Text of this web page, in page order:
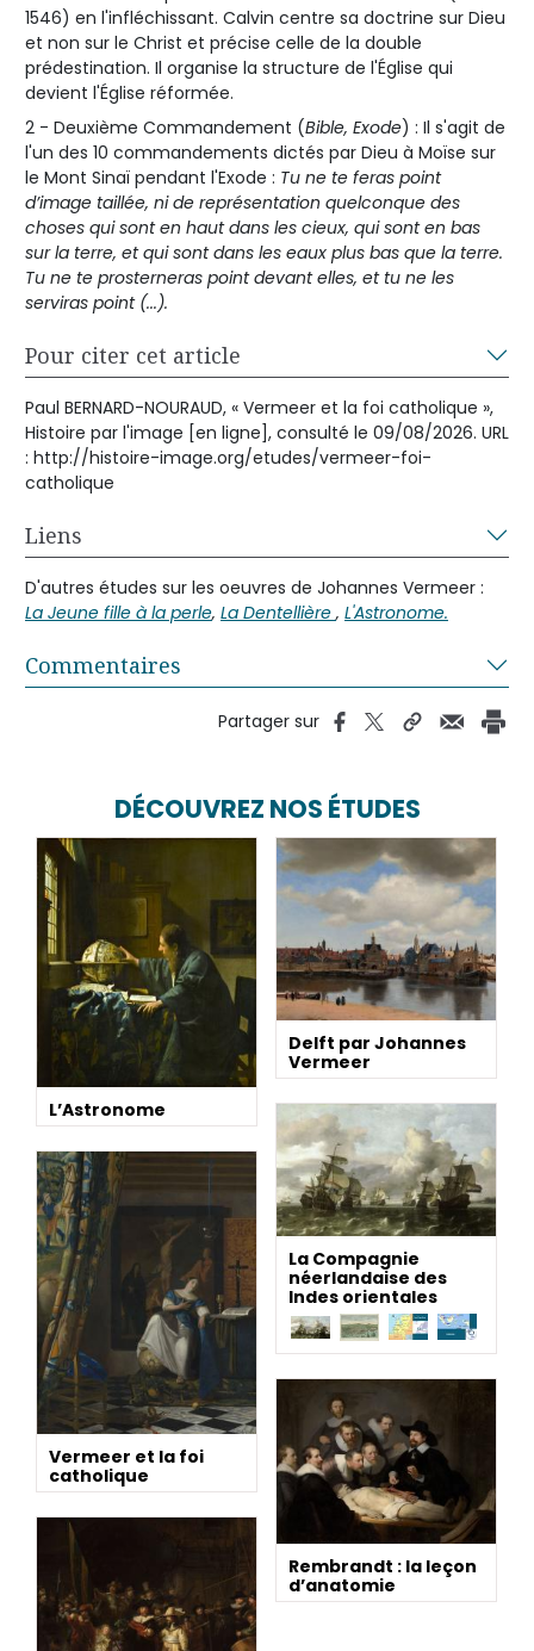
1546) en l'infléchissant. Calvin centre sa doctrine sur Dieu
et non sur le Christ et précise celle de la double
prédestination. Il organise la structure de l'Église qui
devient l'Église réformée.
2 - Deuxième Commandement (Bible, Exode) : Il s'agit de
l'un des 10 commandements dictés par Dieu à Moïse sur
le Mont Sinaï pendant l'Exode : Tu ne te feras point
d’image taillée, ni de représentation quelconque des
choses qui sont en haut dans les cieux, qui sont en bas
sur la terre, et qui sont dans les eaux plus bas que la terre.
Tu ne te prosterneras point devant elles, et tu ne les
serviras point (...).
Pour citer cet article
Paul BERNARD-NOURAUD, « Vermeer et la foi catholique »,
Histoire par l'image [en ligne], consulté le 09/08/2026. URL
: http://histoire-image.org/etudes/vermeer-foi-
catholique
Liens
D'autres études sur les oeuvres de Johannes Vermeer :
La Jeune fille à la perle, La Dentellière , L'Astronome.
Commentaires
Partager sur
DÉCOUVREZ NOS ÉTUDES
L’Astronome
Delft par Johannes
Vermeer
La Compagnie
néerlandaise des
Indes orientales
Vermeer et la foi
catholique
Rembrandt : la leçon
d’anatomie